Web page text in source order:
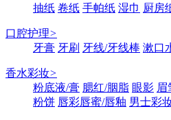
抽纸 卷纸 手帕纸 湿巾 厨房
口腔护理>
牙膏 牙刷 牙线/牙线棒 漱口
香水彩妆>
粉底液/膏 腮红/胭脂 眼影 眉
粉饼 唇彩唇蜜/唇釉 男士彩